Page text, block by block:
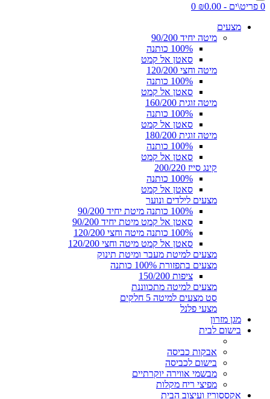
0 פריט\ים - ₪0.00
0
מצעים
מיטה יחיד 90/200
100% כותנה
סאטן אל קמט
מיטה וחצי 120/200
100% כותנה
סאטן אל קמט
מיטה זוגית 160/200
100% כותנה
סאטן אל קמט
מיטה זוגית 180/200
100% כותנה
סאטן אל קמט
קינג סייז 200/220
100% כותנה
סאטן אל קמט
מצעים לילדים ונוער
100% כותנה מיטת יחיד 90/200
סאטן אל קמט מיטת יחיד 90/200
100% כותנה מיטה וחצי 120/200
סאטן אל קמט מיטה וחצי 120/200
מצעים למיטת מעבר ומיטת תינוק
מצעים בתפזורת 100% כותנה
ציפות 150/200
מצעים למיטה מתכווננת
סט מצעים למיטה 5 חלקים
מצעי פלנל
מגן מזרון
בישום לבית
אבקות כביסה
בישום לכביסה
מבשמי אווירה יוקרתיים
מפיצי ריח מקלות
אקססוריז ועיצוב הבית